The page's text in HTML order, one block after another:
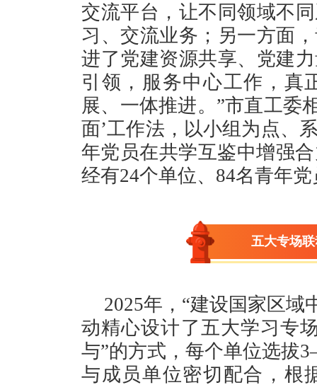
交流平台，让不同领域不
习、交流业务；另一方面
进了党建资源共享、党建
引领，服务中心工作，真
展、一体推进。”市直工委
面’工作法，以小组为点、
年党员在共学互鉴中增强
经有24个单位、84名青年
五大专场
2025年，“建设国家区域
动精心设计了五大学习专
与”的方式，每个单位选拔
与成员单位密切配合，根